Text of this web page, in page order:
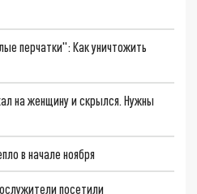
перчатки": Как уничтожить
на женщину и скрылся. Нужны
в начале ноября
посетили